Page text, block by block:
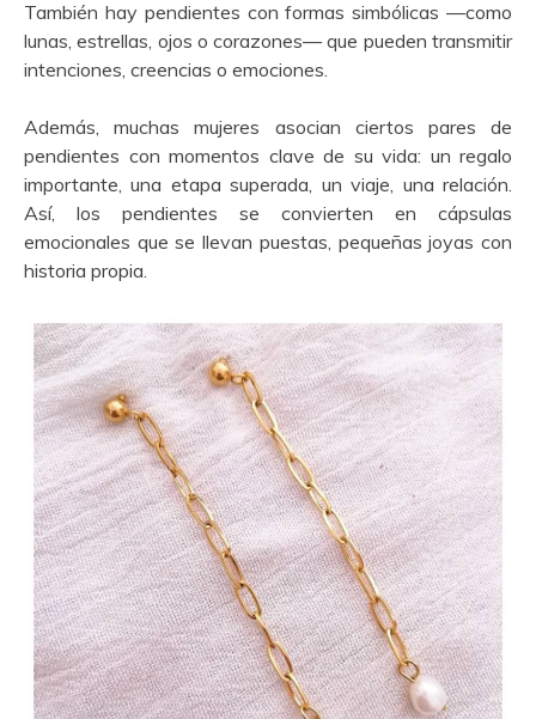
También hay pendientes con formas simbólicas —como
lunas, estrellas, ojos o corazones— que pueden transmitir
intenciones, creencias o emociones.
Además, muchas mujeres asocian ciertos pares de
pendientes con momentos clave de su vida: un regalo
importante, una etapa superada, un viaje, una relación.
Así, los pendientes se convierten en cápsulas
emocionales que se llevan puestas, pequeñas joyas con
historia propia.